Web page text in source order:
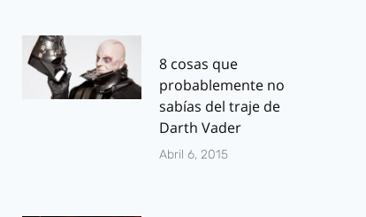
8 cosas que
probablemente no
sabías del traje de
Darth Vader
Abril 6, 2015